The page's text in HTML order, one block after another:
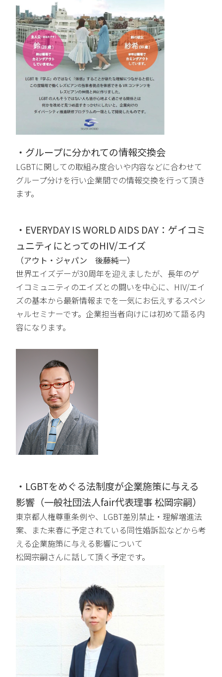
・グループに分かれての情報交換会
LGBTに関しての取組み度合いや内容などに合わせて
グループ分けを行い企業間での情報交換を行って頂き
ます。
・ EVERYDAY IS WORLD AIDS DAY：ゲイコミ
ュニティにとってのHIV/エイズ
（アウト・ジャパン 後藤純一）
世界エイズデーが30周年を迎えましたが、長年のゲ
イコミ ュニティのエイズとの闘いを中心に、HIV/エイ
ズの基本から最新情報までを一気にお伝えするスペシ
ャルセミナーです。 企業担当者向けには初めて語る内
容になります。
・LGBTをめぐる法制度が企業施策に与える
影響（一般社団法人fair代表理事 松岡宗嗣）
東京都人権尊重条例や、LGBT差別禁止・理解増進法
案、また来春に予定されている同性婚訴訟などから考
える企業施策に与える影響について
松岡宗嗣さんに話して頂く予定です。